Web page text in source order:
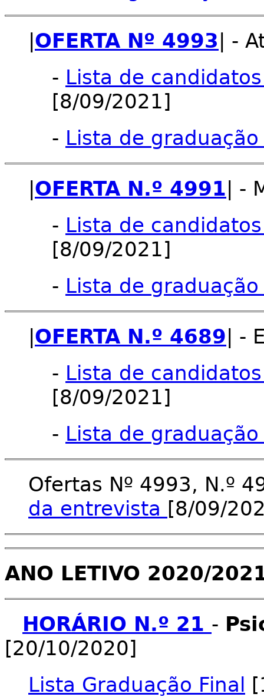
OFERTA Nº 4993 | -
- Lista de
[8/09/2021]
- Lista de
OFERTA N.º 4991 | -
- Lista de
[8/09/2021]
- Lista de
OFERTA N.º 4689 | -
- Lista de
[8/09/2021]
- Lista de
Ofertas Nº 4993, N.º
da entrevista [8/09/
ANO LETIVO 2020/
HORÁRIO N.º 21 -
[20/10/2020]
Lista Graduação Final